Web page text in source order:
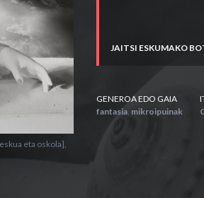
eta oskola],
JAITSI ESKUMAKO
GENEROA EDO GAIA
fantasia, mikroipuinak